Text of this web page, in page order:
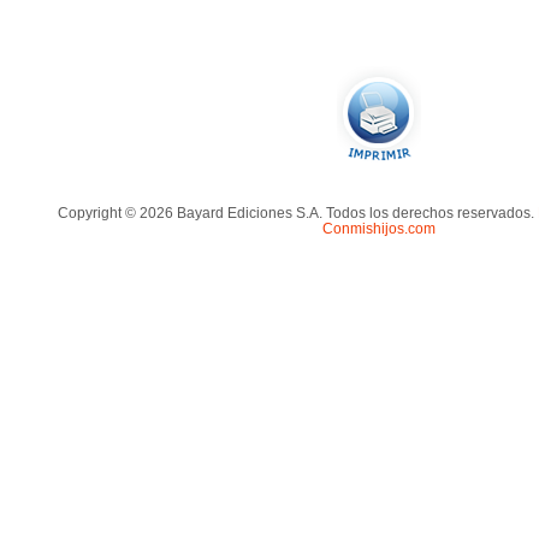
Copyright © 2026 Bayard Ediciones S.A. Todos los derechos reservados.
Conmishijos.com